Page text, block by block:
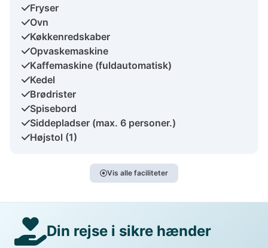
Fryser
Ovn
Køkkenredskaber
Opvaskemaskine
Kaffemaskine (fuldautomatisk)
Kedel
Brødrister
Spisebord
Siddepladser (max. 6 personer.)
Højstol (1)
Vis alle faciliteter
Din rejse i sikre hænder